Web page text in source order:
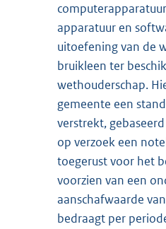
apparatuur en
uitoefening van de
bruikleen ter
wethouderschap.
gemeente een
verstrekt,
op verzoek een
toegerust voor het
voorzien van een
aanschafwaarde
bedraagt per